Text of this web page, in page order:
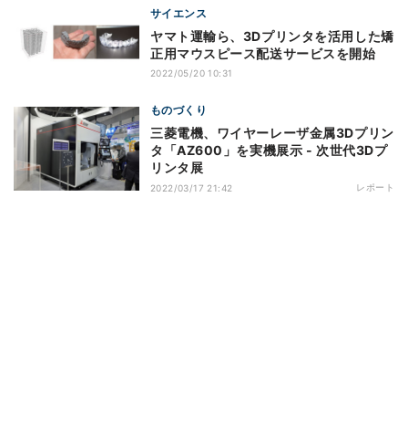
サイエンス
ヤマト運輸ら、3Dプリンタを活用した矯
正用マウスピース配送サービスを開始
2022/05/20 10:31
ものづくり
三菱電機、ワイヤーレーザ金属3Dプリン
タ「AZ600」を実機展示 - 次世代3Dプ
リンタ展
2022/03/17 21:42 レポート